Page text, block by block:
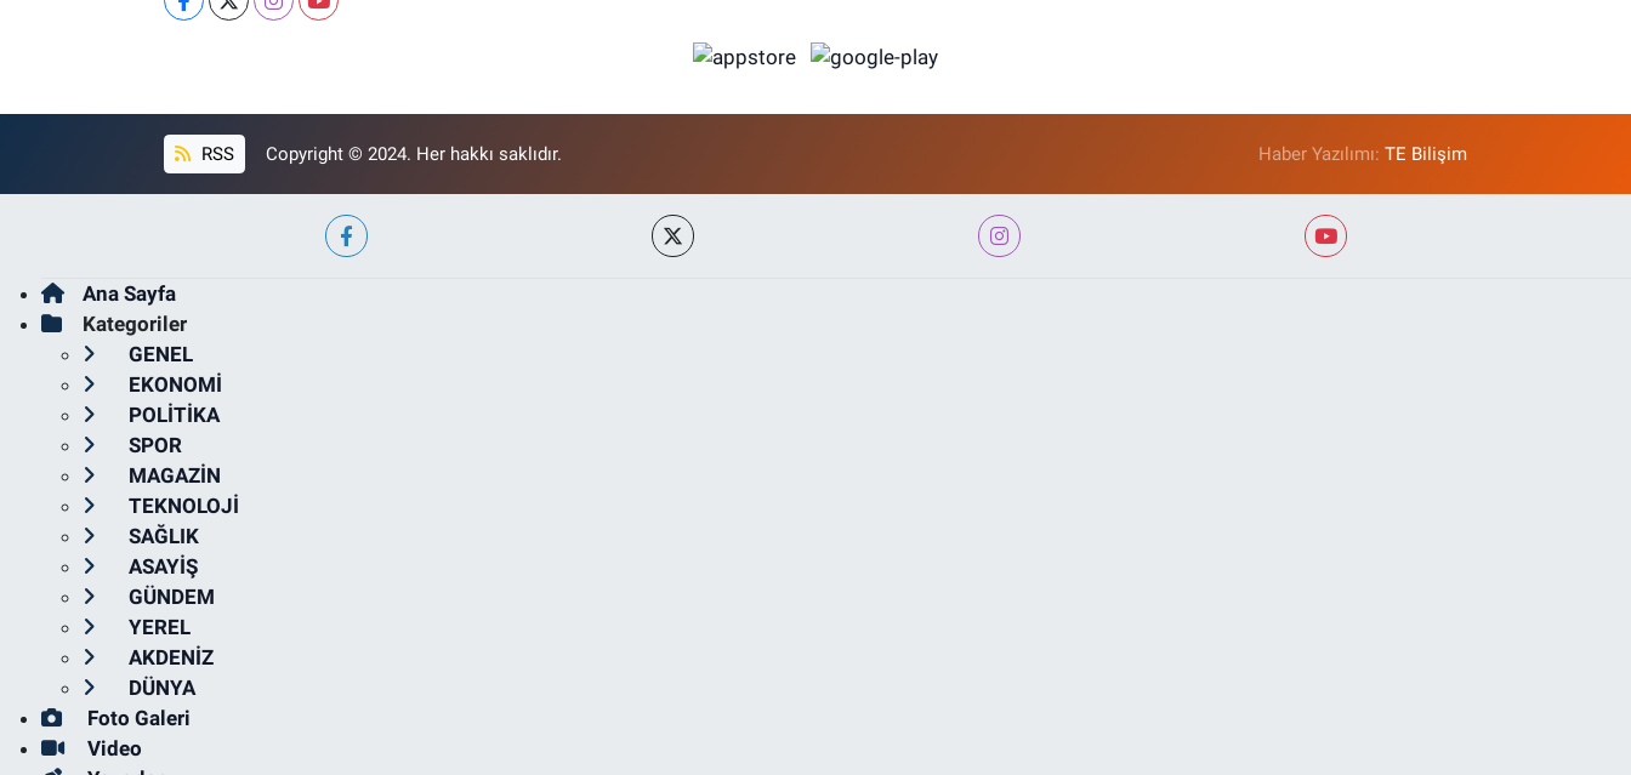
RSS Copyright © 2024. Her hakkı saklıdır. Haber Yazılımı:TE Bilişim
Ana Sayfa
Kategoriler
GENEL
EKONOMİ
POLİTİKA
SPOR
MAGAZİN
TEKNOLOJİ
SAĞLIK
ASAYİŞ
GÜNDEM
YEREL
AKDENİZ
DÜNYA
Foto Galeri
Video